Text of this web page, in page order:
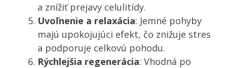
a znížiť prejavy celulitídy.
Uvoľnenie a relaxácia: Jemné pohyby
majú upokojujúci efekt, čo znižuje stres
a podporuje celkovú pohodu.
Rýchlejšia regenerácia: Vhodná po